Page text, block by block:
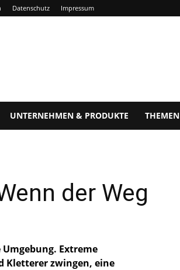
Datenschutz Impressum
UNTERNEHMEN & PRODUKTE THEMEN
der Weg
Extreme
Kletterer zwingen, eine